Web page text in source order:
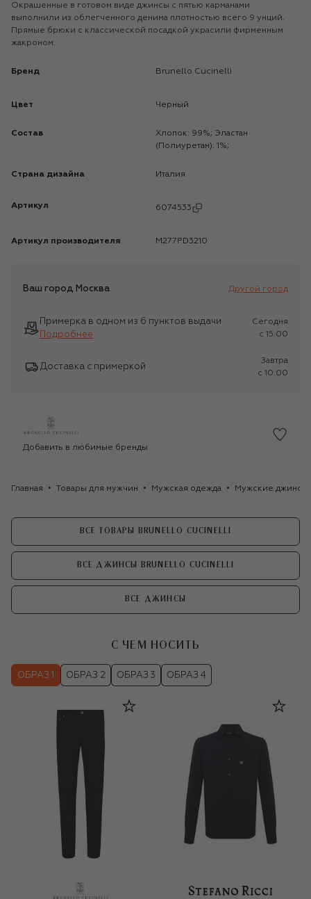
Окрашенные в готовом виде джинсы с пятью карманами
выполнили из облегченного денима плотностью всего 9 унций.
Прямые брюки с классической посадкой украсили фирменным
жакроном.
Бренд Brunello Cucinelli
Цвет Черный
Состав
Хлопок: 99%; Эластан
(Полиуретан): 1%;
Страна дизайна Италия
Артикул 6074533
Артикул производителя M277PD3210
Ваш город Москва Другой город
Примерка в одном из 6 пунктов выдачи
Подробнее
Сегодня
c 15:00
Доставка с примеркой
Завтра
c 10:00
Добавить в любимые бренды
Главная Товары для мужчин Мужская одежда Мужские джинсы
ВСЕ ТОВАРЫ BRUNELLO CUCINELLI
ВСЕ ДЖИНСЫ BRUNELLO CUCINELLI
ВСЕ ДЖИНСЫ
С ЧЕМ НОСИТЬ
ОБРАЗ 1 ОБРАЗ 2 ОБРАЗ 3 ОБРАЗ 4